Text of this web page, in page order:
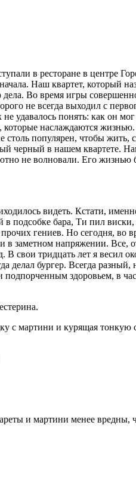
в ресторане в центре
Наш квартет, который
Во время игры
не всегда выходил с
удавалось понять: как он
наслаждаются
популярен, чтобы
в нашем квартете.
не волновали. Его жизнью
видеть. Кстати,
в подсобке бара, Ти пил
гениев. Но сегодня,
в заметном напряжении.
тридцать лет я весил
бургер. Всегда
здоровьем, в
с мартини и курящая
и мартини менее вредны,